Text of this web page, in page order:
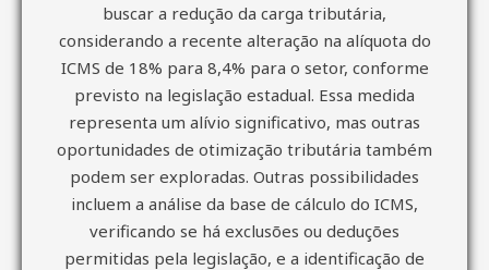
buscar a redução da carga tributária,
considerando a recente alteração na alíquota do
ICMS de 18% para 8,4% para o setor, conforme
previsto na legislação estadual. Essa medida
representa um alívio significativo, mas outras
oportunidades de otimização tributária também
podem ser exploradas. Outras possibilidades
incluem a análise da base de cálculo do ICMS,
verificando se há exclusões ou deduções
permitidas pela legislação, e a identificação de